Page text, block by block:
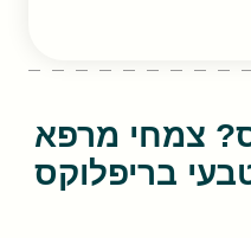
צמחי מרפא
בריפלוקס